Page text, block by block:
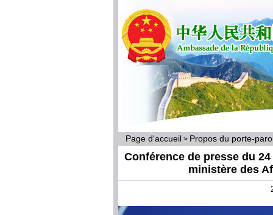
Page d'accueil > Propos du porte-
Conférence de presse du
ministère des